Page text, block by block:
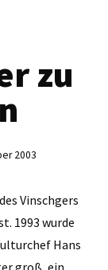
zu
2003
Vinschgers
1993 wurde
Hans
groß, ein